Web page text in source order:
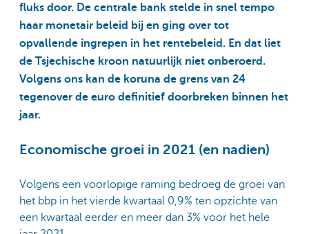
fluks door. De centrale bank stelde in snel tempo
haar monetair beleid bij en ging over tot
opvallende ingrepen in het rentebeleid. En dat liet
de Tsjechische kroon natuurlijk niet onberoerd.
Volgens ons kan de koruna de grens van 24
tegenover de euro definitief doorbreken binnen het
jaar.
Economische groei in 2021 (en nadien)
Volgens een voorlopige raming bedroeg de groei van
het bbp in het vierde kwartaal 0,9% ten opzichte van
een kwartaal eerder en meer dan 3% voor het hele